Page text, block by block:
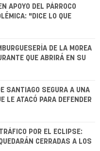
APOYO DEL PÁRROCO
"DICE LO QUE
DE LA MOREA
QUE ABRIRÁ EN SU
SANTIAGO SEGURA A UNA
LE ATACÓ PARA DEFENDER
POR EL ECLIPSE:
CERRADAS A LOS